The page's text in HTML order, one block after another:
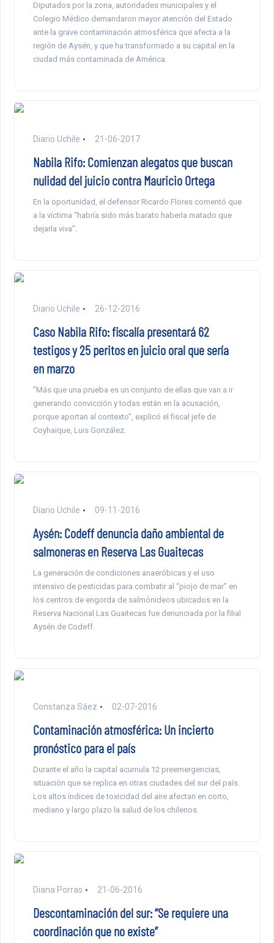
Diputados por la zona, autoridades municipales y el
Colegio Médico demandaron mayor atención del Estado
ante la grave contaminación atmosférica que afecta a la
región de Aysén, y que ha transformado a su capital en la
ciudad más contaminada de América.
Diario Uchile 21-06-2017
Nabila Rifo: Comienzan alegatos que buscan
nulidad del juicio contra Mauricio Ortega
En la oportunidad, el defensor Ricardo Flores comentó que
a la víctima “habría sido más barato haberla matado que
dejarla viva”.
Diario Uchile 26-12-2016
Caso Nabila Rifo: fiscalía presentará 62
testigos y 25 peritos en juicio oral que sería
en marzo
”Más que una prueba es un conjunto de ellas que van a ir
generando convicción y todas están en la acusación,
porque aportan al contexto”, explicó el fiscal jefe de
Coyhaique, Luis González.
Diario Uchile 09-11-2016
Aysén: Codeff denuncia daño ambiental de
salmoneras en Reserva Las Guaitecas
La generación de condiciones anaeróbicas y el uso
intensivo de pesticidas para combatir al “piojo de mar” en
los centros de engorda de salmónideos ubicados en la
Reserva Nacional Las Guaitecas fue denunciada por la filial
Aysén de Codeff.
Constanza Sáez 02-07-2016
Contaminación atmosférica: Un incierto
pronóstico para el país
Durante el año la capital acumula 12 preemergencias,
situación que se replica en otras ciudades del sur del país.
Los altos índices de toxicidad del aire afectan en corto,
mediano y largo plazo la salud de los chilenos.
Diana Porras 21-06-2016
Descontaminación del sur: “Se requiere una
coordinación que no existe”